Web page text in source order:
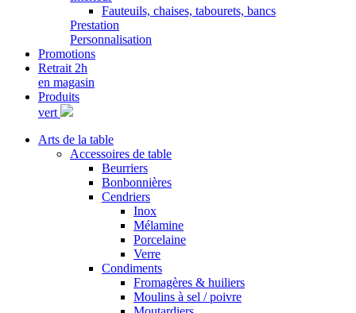
Fauteuils, chaises, tabourets, bancs
Prestation
Personnalisation
Promotions
Retrait 2h
en magasin
Produits
vert
Arts de la table
Accessoires de table
Beurriers
Bonbonnières
Cendriers
Inox
Mélamine
Porcelaine
Verre
Condiments
Fromagères & huiliers
Moulins à sel / poivre